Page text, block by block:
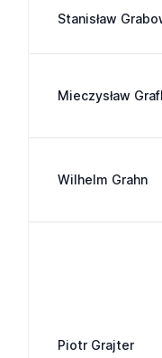
Stanisław
Mieczysław
Wilhelm Grahn
Piotr Grajter